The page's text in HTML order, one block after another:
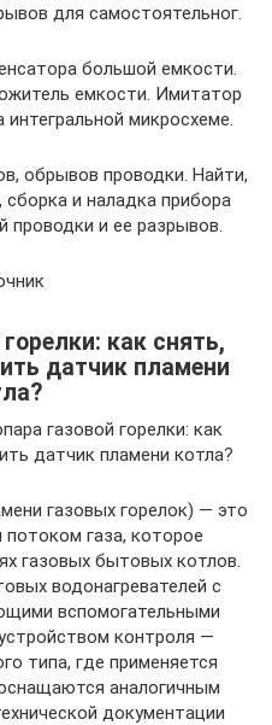
для самостоятельног.
большой емкости.
емкости. Имитатор
микросхеме.
обрывов проводки. Найти,
и наладка прибора
проводки и ее разрывов.
как снять,
датчик пламени
газовой горелки: как
датчик пламени котла?
газовых горелок) — это
потоком газа, которое
газовых бытовых котлов.
водонагревателей с
вспомогательными
контроля —
типа, где применяется
аналогичным
документации